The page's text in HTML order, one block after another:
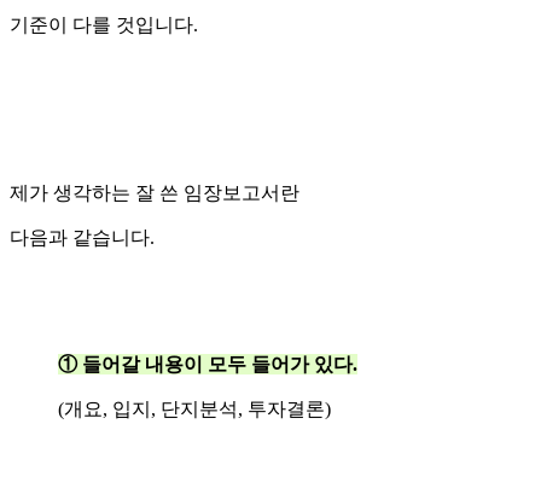
기준이 다를 것입니다.
제가 생각하는 잘 쓴 임장보고서란
다음과 같습니다.
① 들어갈 내용이 모두 들어가 있다.
(개요, 입지, 단지분석, 투자결론)